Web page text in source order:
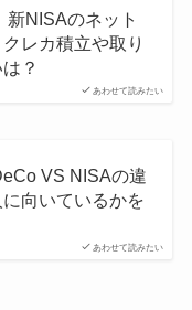
あわせて読みたい
新NISAのネット
レカ積立や取り
？
あわせて読みたい
VS NISAの違
向いているかを